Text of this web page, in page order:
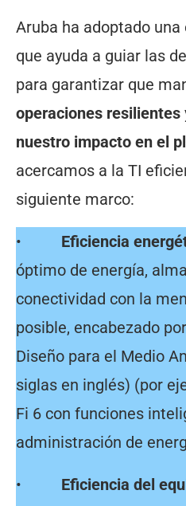
Aruba ha adoptado
que ayuda a guiar las
para garantizar que
operaciones resilientes
nuestro impacto en el
acercamos a la TI
siguiente marco:
• Eficiencia
óptimo de energía,
conectividad con la
posible, encabezado
Diseño para el Medio
siglas en inglés) (por
Fi 6 con funciones
administración de
• Eficiencia del